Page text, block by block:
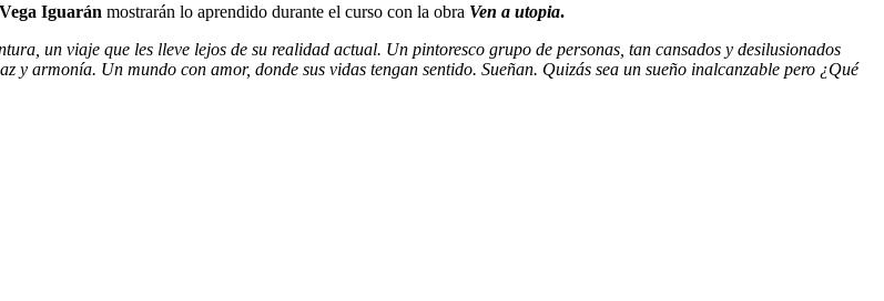
Vega Iguarán mostrarán lo aprendido durante el curso con la obra Ven a utopia.
un viaje que les lleve lejos de su realidad actual. Un pintoresco grupo de personas, tan cansados y desilusionados
y armonía. Un mundo con amor, donde sus vidas tengan sentido. Sueñan. Quizás sea un sueño inalcanzable pero ¿Qué